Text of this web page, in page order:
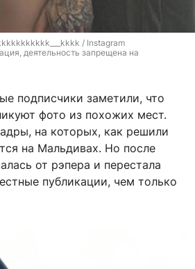
/ Instagram
деятельность запрещена на
подписчики заметили, что
фото из похожих мест.
на которых, как решили
на Мальдивах. Но после
от рэпера и перестала
публикации, чем только